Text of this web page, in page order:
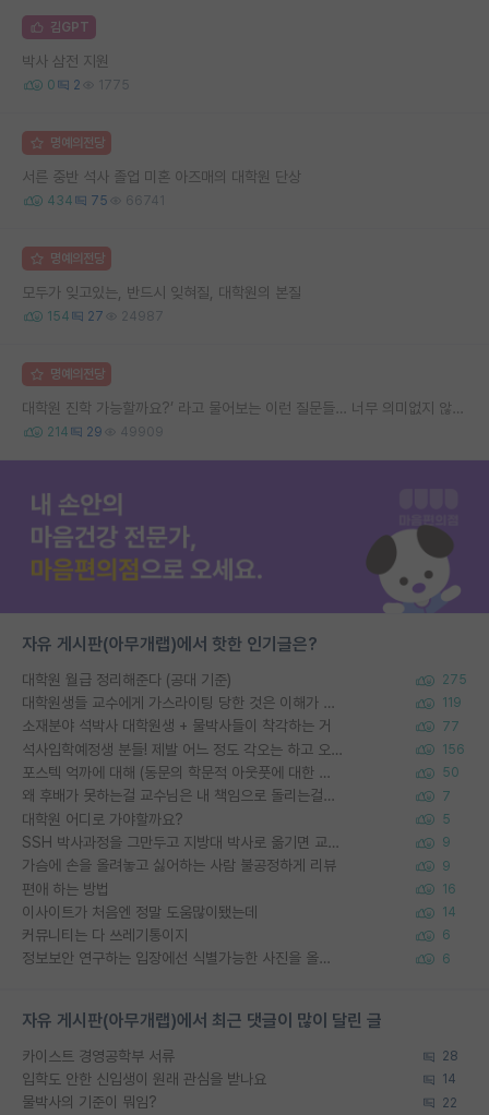
김GPT
박사 삼전 지원
0 2 1775
명예의전당
서른 중반 석사 졸업 미혼 아즈매의 대학원 단상
434 75 66741
명예의전당
모두가 잊고있는, 반드시 잊혀질, 대학원의 본질
154 27 24987
명예의전당
대학원 진학 가능할까요?’ 라고 물어보는 이런 질문들… 너무 의미없지 않나요?
214 29 49909
자유 게시판(아무개랩)에서 핫한 인기글은?
대학원 월급 정리해준다 (공대 기준) 275
대학원생들 교수에게 가스라이팅 당한 것은 이해가 갑니다. 안타깝네요. 119
소재분야 석박사 대학원생 + 물박사들이 착각하는 거 77
석사입학예정생 분들! 제발 어느 정도 각오는 하고 오세요. 156
포스텍 억까에 대해 (동문의 학문적 아웃풋에 대한 반박) 50
왜 후배가 못하는걸 교수님은 내 책임으로 돌리는걸까요? 7
대학원 어디로 가야할까요? 5
SSH 박사과정을 그만두고 지방대 박사로 옮기면 교수의 꿈은 끝일까요? 9
가슴에 손을 올려놓고 싫어하는 사람 불공정하게 리뷰 9
편애 하는 방법 16
이사이트가 처음엔 정말 도움많이됐는데 14
커뮤니티는 다 쓰레기통이지 6
정보보안 연구하는 입장에선 식별가능한 사진을 올리는건 비추이긴함 6
자유 게시판(아무개랩)에서 최근 댓글이 많이 달린 글
카이스트 경영공학부 서류 28
입학도 안한 신입생이 원래 관심을 받나요 14
물박사의 기준이 뭐임? 22